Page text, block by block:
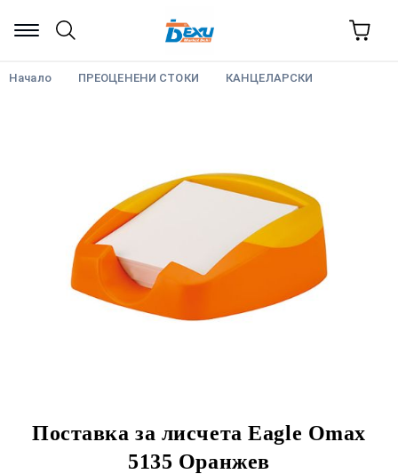
Начало ПРЕОЦЕНЕНИ СТОКИ КАНЦЕЛАРСКИ
Поставка за лисчета Eagle Omax
5135 Оранжев